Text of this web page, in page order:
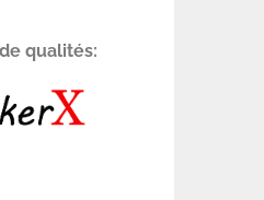
qualités: